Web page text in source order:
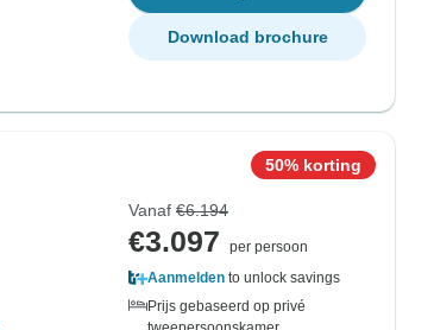
Download brochure
50% korting
Vanaf €6.194
€3.097
per persoon
Aanmelden to unlock savings
Prijs gebaseerd op privé